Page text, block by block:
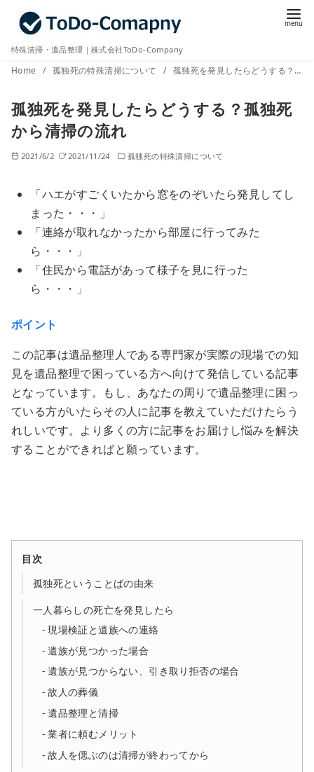
特殊清掃・遺品整理｜株式会社ToDo-Company
Home 孤独死の特殊清掃について 孤独死を発見したらどうする？孤独死から清掃の流れ
孤独死を発見したらどうする？孤独死
から清掃の流れ
2021/6/2 2021/11/24 孤独死の特殊清掃について
「ハエがすごくいたから窓をのぞいたら発見してし
まった・・・」
「連絡が取れなかったから部屋に行ってみた
ら・・・」
「住民から電話があって様子を見に行った
ら・・・」
ポイント
この記事は遺品整理人である専門家が実際の現場での知
見を遺品整理で困っている方へ向けて発信している記事
となっています。もし、あなたの周りで遺品整理に困っ
ている方がいたらその人に記事を教えていただけたらう
れしいです。より多くの方に記事をお届けし悩みを解決
することができればと願っています。
目次
孤独死ということばの由来
一人暮らしの死亡を発見したら
現場検証と遺族への連絡
遺族が見つかった場合
遺族が見つからない、引き取り拒否の場合
故人の葬儀
遺品整理と清掃
業者に頼むメリット
故人を偲ぶのは清掃が終わってから